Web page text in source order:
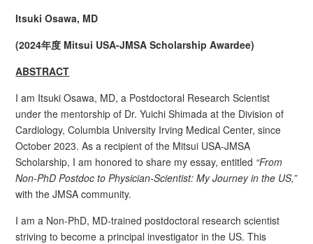
Itsuki Osawa, MD
(2024年度 Mitsui USA-JMSA Scholarship Awardee)
ABSTRACT
I am Itsuki Osawa, MD, a Postdoctoral Research Scientist
under the mentorship of Dr. Yuichi Shimada at the Division of
Cardiology, Columbia University Irving Medical Center, since
October 2023. As a recipient of the Mitsui USA-JMSA
Scholarship, I am honored to share my essay, entitled “From
Non-PhD Postdoc to Physician-Scientist: My Journey in the US,”
with the JMSA community.
I am a Non-PhD, MD-trained postdoctoral research scientist
striving to become a principal investigator in the US. This